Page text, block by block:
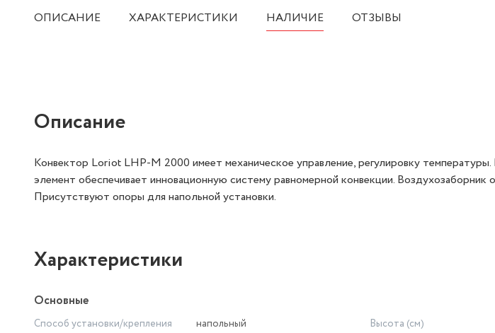
ОПИСАНИЕ ХАРАКТЕРИСТИКИ НАЛИЧИЕ ОТЗЫВЫ
Описание
Конвектор Loriot LHP-M 2000 имеет механическое управление, регулировку
элемент обеспечивает инновационную систему равномерной конвекции.
Присутствуют опоры для напольной установки.
Характеристики
Основные
Способ установки/крепления
напольный
Высота (см)